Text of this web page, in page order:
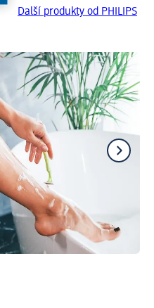
Další produkty od PHILIPS